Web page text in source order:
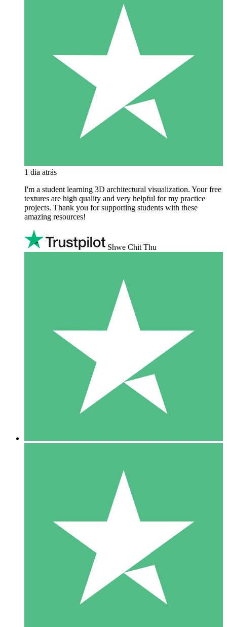
1 dia atrás
I'm a student learning 3D architectural visualization. Your free
textures are high quality and very helpful for my practice
projects. Thank you for supporting students with these
amazing resources!
Shwe Chit Thu